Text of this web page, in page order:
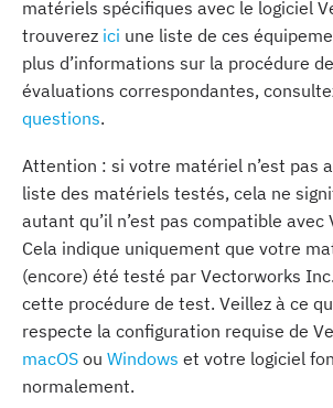
matériels spécifiques avec le logiciel
trouverez ici une liste de ces
plus d’informations sur la procédure
évaluations correspondantes,
questions.
Attention : si votre matériel n’est pas
liste des matériels testés, cela ne
autant qu’il n’est pas compatible avec
Cela indique uniquement que votre
(encore) été testé par Vectorworks
cette procédure de test. Veillez à ce
respecte la configuration requise de
macOS ou Windows et votre logiciel
normalement.